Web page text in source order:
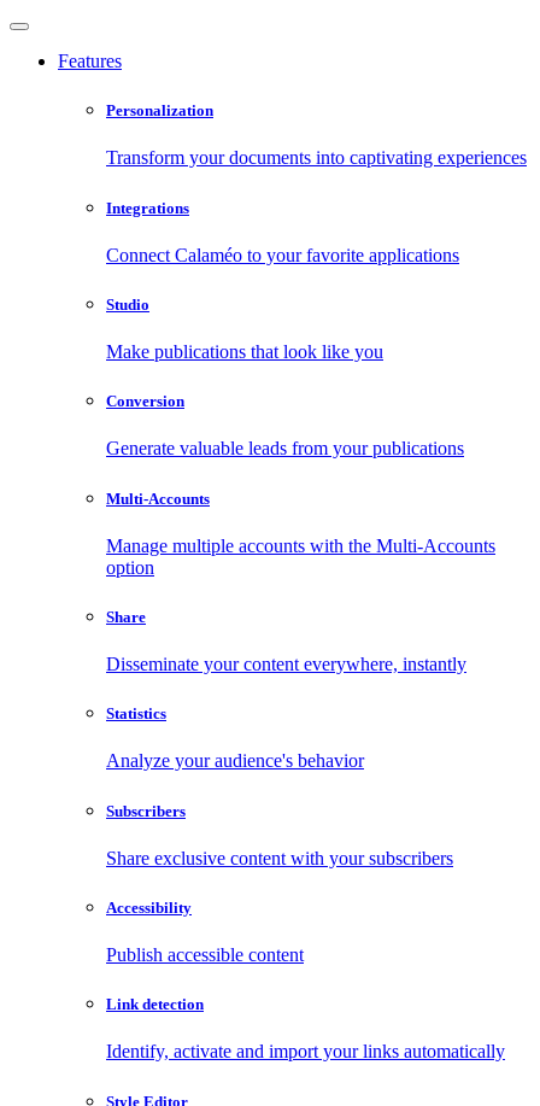
Features
Personalization
Transform your documents into captivating experiences
Integrations
Connect Calaméo to your favorite applications
Studio
Make publications that look like you
Conversion
Generate valuable leads from your publications
Multi-Accounts
Manage multiple accounts with the Multi-Accounts
option
Share
Disseminate your content everywhere, instantly
Statistics
Analyze your audience's behavior
Subscribers
Share exclusive content with your subscribers
Accessibility
Publish accessible content
Link detection
Identify, activate and import your links automatically
Style Editor